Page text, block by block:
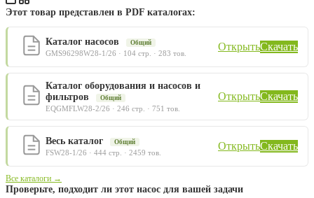
Этот товар представлен в PDF каталогах:
Каталог насосов Общий
GMS96298W28-1/26 · 104 стр. · 283 тов.
ОткрытьСкачать
Каталог оборудования и насосов и
фильтров
Общий
EQGMFLW28-2/26 · 246 стр. · 751 тов.
ОткрытьСкачать
Весь каталог Общий
FSW28-1/26 · 444 стр. · 2459 тов.
ОткрытьСкачать
Все каталоги →
Проверьте, подходит ли этот насос для вашей задачи